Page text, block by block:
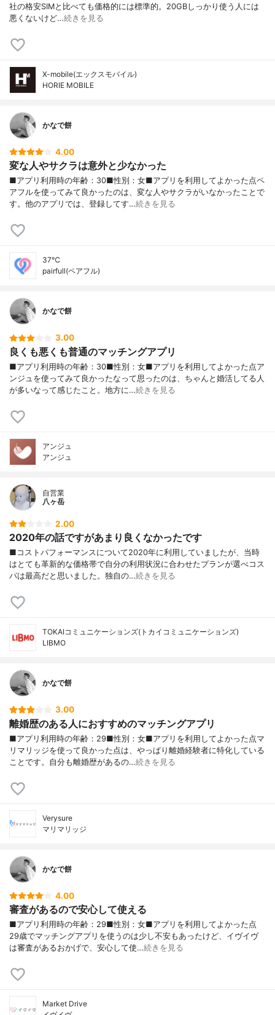
社の格安SIMと比べても価格的には標準的。20GBしっかり使う人には
悪くないけど…続きを見る
X-mobile(エックスモバイル)
HORIE MOBILE
かなで餅
4.00
変な人やサクラは意外と少なかった
■アプリ利用時の年齢：30■性別：女■アプリを利用してよかった点ペ
アフルを使ってみて良かったのは、変な人やサクラがいなかったことで
す。他のアプリでは、登録してす…続きを見る
37℃
pairfull(ペアフル)
かなで餅
3.00
良くも悪くも普通のマッチングアプリ
■アプリ利用時の年齢：30■性別：女■アプリを利用してよかった点ア
ンジュを使ってみて良かったなって思ったのは、ちゃんと婚活してる人
が多いなって感じたこと。地方に…続きを見る
アンジュ
アンジュ
自営業
八ヶ岳
2.00
2020年の話ですがあまり良くなかったです
■コストパフォーマンスについて2020年に利用していましたが、当時
はとても革新的な価格帯で自分の利用状況に合わせたプランが選べコス
パは最高だと思いました。独自の…続きを見る
TOKAIコミュニケーションズ(トカイコミュニケーションズ)
LIBMO
かなで餅
3.00
離婚歴のある人におすすめのマッチングアプリ
■アプリ利用時の年齢：29■性別：女■アプリを利用してよかった点マ
リマリッジを使って良かった点は、やっぱり離婚経験者に特化している
ことです。自分も離婚歴があるの…続きを見る
Verysure
マリマリッジ
かなで餅
4.00
審査があるので安心して使える
■アプリ利用時の年齢：29■性別：女■アプリを利用してよかった点
29歳でマッチングアプリを使うのは少し不安もあったけど、イヴイヴ
は審査があるおかげで、安心して使…続きを見る
Market Drive